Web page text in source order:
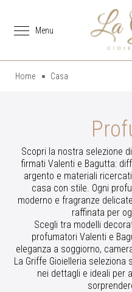
Home Casa
Scopri la nostra selezione
firmati Valenti e Bagutta:
argento e materiali
casa con stile. Ogni
moderno e fragranze
raffinata per
Scegli tra modelli
profumatori Valenti e
eleganza a soggiorno,
La Griffe Gioielleria
nei dettagli e ideali per